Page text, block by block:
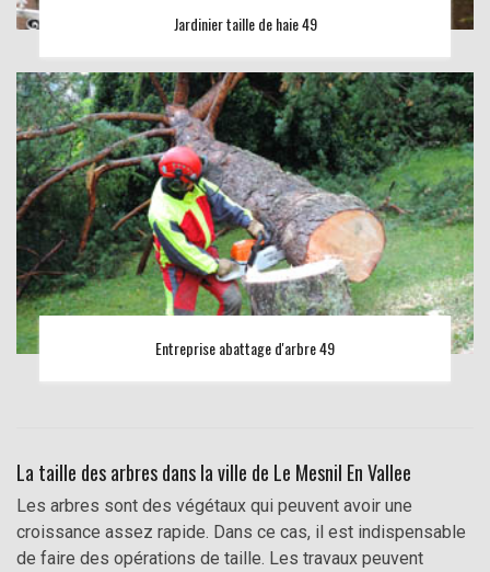
Jardinier taille de haie 49
Entreprise abattage d'arbre 49
La taille des arbres dans la ville de Le Mesnil En Vallee
Les arbres sont des végétaux qui peuvent avoir une
croissance assez rapide. Dans ce cas, il est indispensable
de faire des opérations de taille. Les travaux peuvent